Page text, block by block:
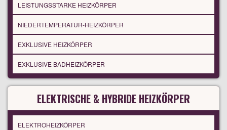
LEISTUNGSSTARKE HEIZKÖRPER
NIEDERTEMPERATUR-HEIZKÖRPER
EXKLUSIVE HEIZKÖRPER
EXKLUSIVE BADHEIZKÖRPER
ELEKTRISCHE & HYBRIDE HEIZKÖRPER
ELEKTROHEIZKÖRPER